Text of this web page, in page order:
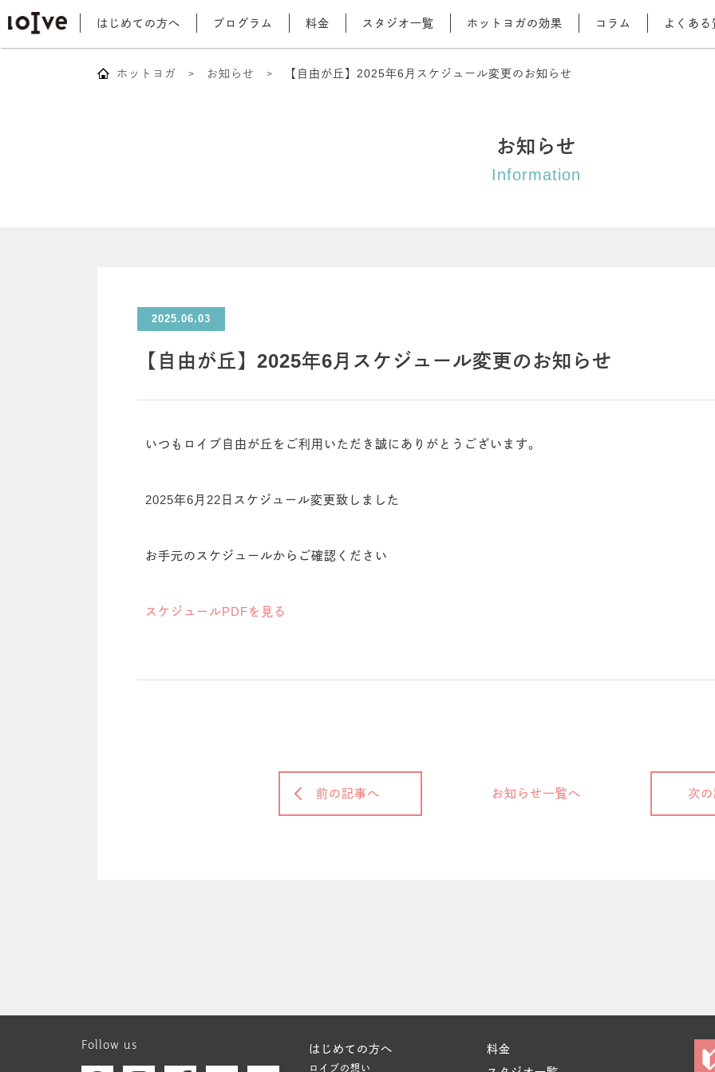
はじめての方へ プログラム 料金 スタジオ一覧 ホットヨガの効果 コラム よくある
ホットヨガ お知らせ 【自由が丘】2025年6月スケジュール変更のお知らせ
お知らせ
Information
2025.06.03
【自由が丘】2025年6月スケジュール変更のお知らせ
いつもロイブ自由が丘をご利用いただき誠にありがとうございます。
2025年6月22日スケジュール変更致しました
お手元のスケジュールからご確認ください
スケジュールPDFを見る
前の記事へ お知らせ一覧へ 次
Follow us はじめての方へ
ロイブの想い
料金